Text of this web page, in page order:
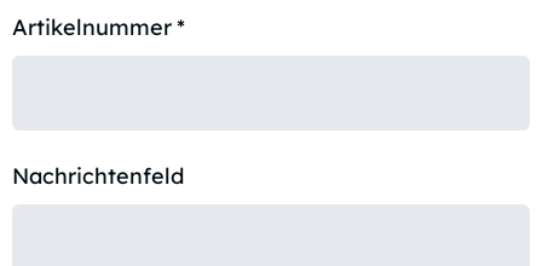
Artikelnummer*
Nachrichtenfeld